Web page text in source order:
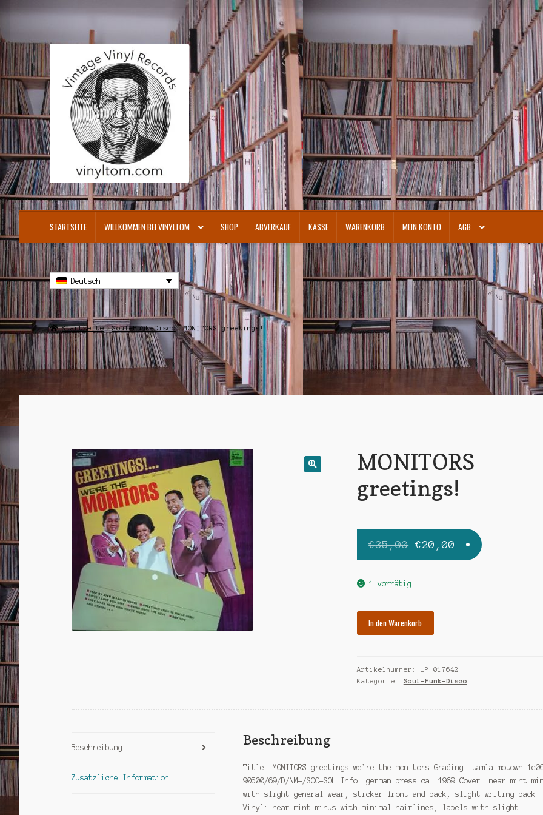
Zur
Navigation
springen
Zum
springen
STARTSEITE WILLKOMMEN BEI VINYLTOM SHOP ABVERKAUF KASSE WARENKORB MEIN KONTO AGB
Deutsch
Startseite Soul-Funk-Disco MONITORS greetings!
ANGEBOT!
MONITORS
greetings!
€35,00 Ursprünglicher
Preis
€20,00 Aktueller
Preis
1 vorrätig
In den Warenkorb
Artikelnummer:
LP 017642
Kategorie: Soul-Funk-Disco
Beschreibung
Zusätzliche Information
Beschreibung
Title: MONITORS greetings we’re the monitors Grading: tamla-motown
90500/69/D/NM-/SOC-SOL Info: german press ca. 1969 Cover: near mint
with slight general wear, sticker front and back, slight writing back
Vinyl: near mint minus with minimal hairlines, labels with slight